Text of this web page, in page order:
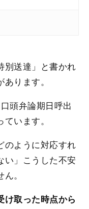
別送達」と書かれ
ります。
頭弁論期日呼出
います。
のように対応すれ
い」こうした不安
。
け取った時点から